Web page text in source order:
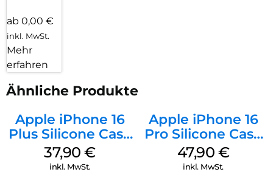
ab 0,00 €
inkl. MwSt.
Mehr
erfahren
Ähnliche Produkte
Apple iPhone 16
Plus Silicone Case
MagSafe Lake
Green
37,90€
inkl. MwSt.
Apple iPhone 16
Pro Silicone Case
MagSafe Denim
47,90 €
inkl. MwSt.